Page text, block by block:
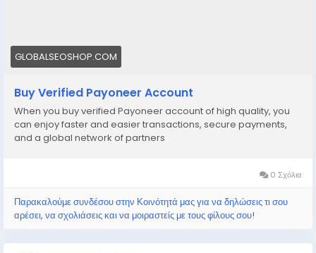
#PayoneerForFreelancers
#GlobalSEOshop
#GlobalPaymentSolutions
GLOBALSEOSHOP.COM
Buy Verified Payoneer Account
When you buy verified Payoneer account of high quality, you
can enjoy faster and easier transactions, secure payments,
and a global network of partners
0 Σχόλια
Παρακαλούμε συνδέσου στην Κοινότητά μας για να δηλώσεις τι σου
αρέσει, να σχολιάσεις και να μοιραστείς με τους φίλους σου!